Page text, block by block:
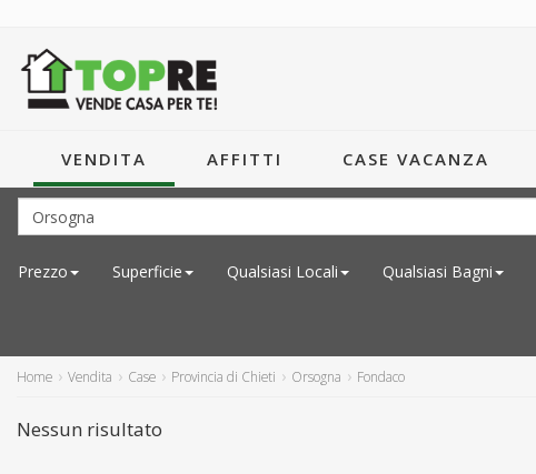
VENDITA AFFITTI CASE VACANZA
Prezzo Superficie Qualsiasi Locali Qualsiasi Bagni
Home Vendita Case Provincia di Chieti Orsogna Fondaco
Nessun risultato